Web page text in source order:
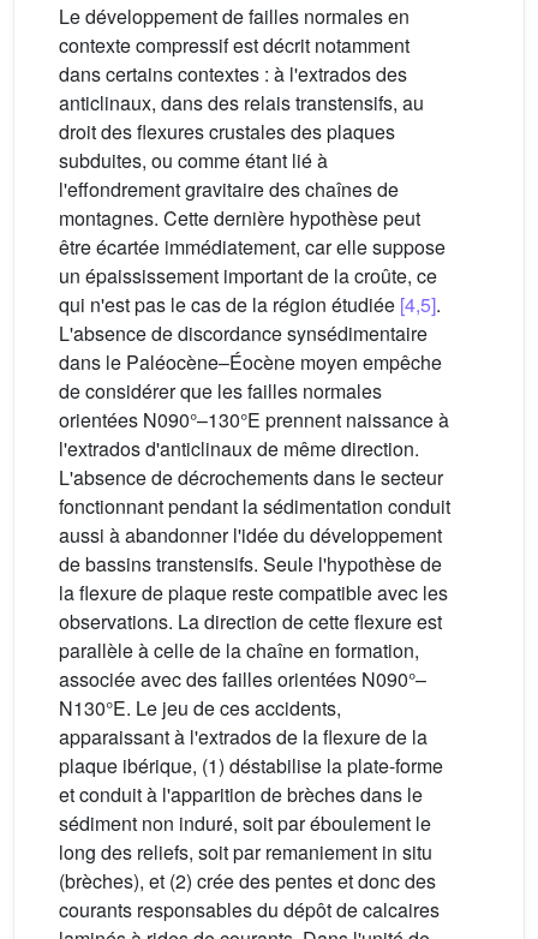
Le développement de failles normales en
contexte compressif est décrit notamment
dans certains contextes : à l'extrados des
anticlinaux, dans des relais transtensifs, au
droit des flexures crustales des plaques
subduites, ou comme étant lié à
l'effondrement gravitaire des chaînes de
montagnes. Cette dernière hypothèse peut
être écartée immédiatement, car elle suppose
un épaississement important de la croûte, ce
qui n'est pas le cas de la région étudiée [4,5].
L'absence de discordance synsédimentaire
dans le Paléocène–Éocène moyen empêche
de considérer que les failles normales
orientées N090°–130°E prennent naissance à
l'extrados d'anticlinaux de même direction.
L'absence de décrochements dans le secteur
fonctionnant pendant la sédimentation conduit
aussi à abandonner l'idée du développement
de bassins transtensifs. Seule l'hypothèse de
la flexure de plaque reste compatible avec les
observations. La direction de cette flexure est
parallèle à celle de la chaîne en formation,
associée avec des failles orientées N090°–
N130°E. Le jeu de ces accidents,
apparaissant à l'extrados de la flexure de la
plaque ibérique, (1) déstabilise la plate-forme
et conduit à l'apparition de brèches dans le
sédiment non induré, soit par éboulement le
long des reliefs, soit par remaniement in situ
(brèches), et (2) crée des pentes et donc des
courants responsables du dépôt de calcaires